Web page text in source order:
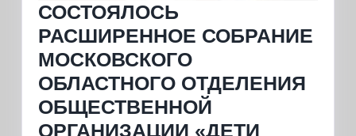
СОСТОЯЛОСЬ
РАСШИРЕННОЕ СОБРАНИЕ
МОСКОВСКОГО
ОБЛАСТНОГО ОТДЕЛЕНИЯ
ОБЩЕСТВЕННОЙ
ОРГАНИЗАЦИИ «ДЕТИ